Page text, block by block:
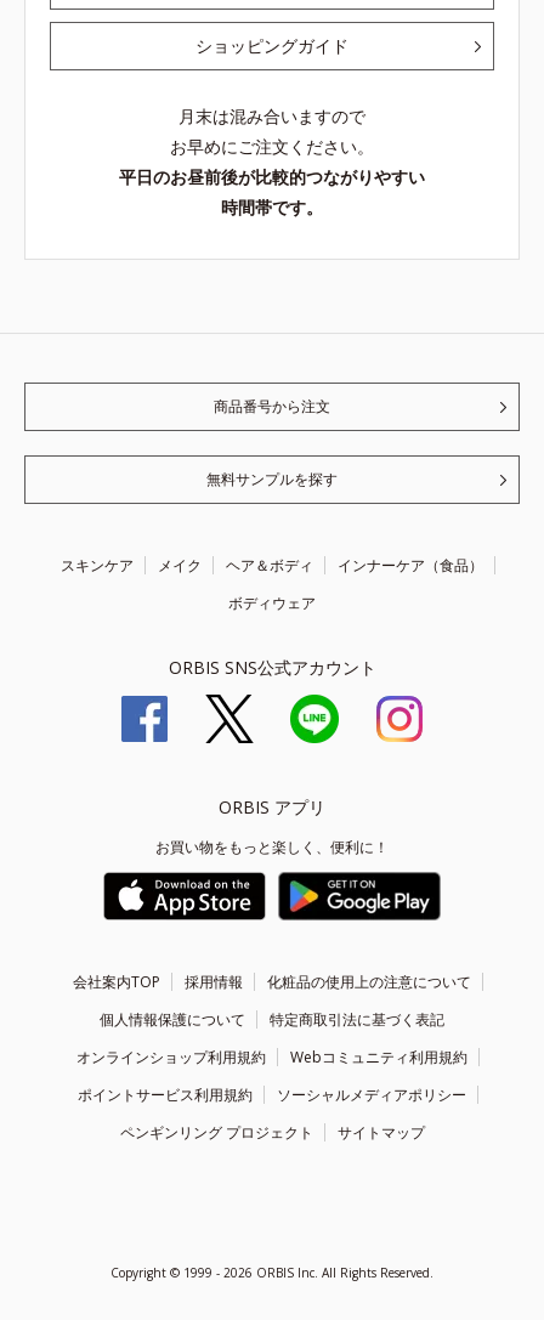
ショッピングガイド
月末は混み合いますので
お早めにご注文ください。
平日のお昼前後が比較的つながりやすい
時間帯です。
商品番号から注文
無料サンプルを探す
スキンケア メイク ヘア＆ボディ
インナーケア（食品）
ボディウェア
ORBIS SNS公式アカウント
ORBIS アプリ
お買い物をもっと楽しく、便利に！
会社案内TOP 採用情報
化粧品の使用上の注意について
個人情報保護について
特定商取引法に基づく表記
オンラインショップ利用規約
Webコミュニティ利用規約
ポイントサービス利用規約
ソーシャルメディアポリシー
ペンギンリング プロジェクト
サイトマップ
Copyright © 1999 - 2026 ORBIS Inc. All Rights Reserved.